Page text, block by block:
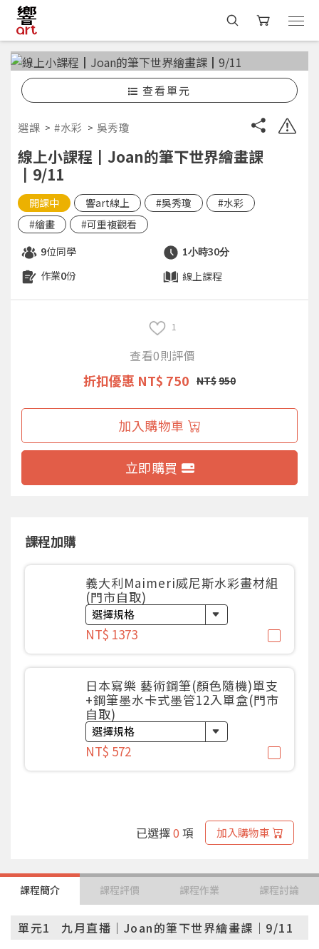
查看單元
選課 #水彩 吳秀瓊
線上小課程┃Joan的筆下世界繪畫課
┃9/11
開課中 響art線上 #吳秀瓊
#水彩
#繪畫
#可重複觀看
9位同學 1小時30分
作業0份 線上課程
1
查看0則評價
折扣優惠 NT$ 750 NT$950
加入購物車
立即購買
課程加購
義大利Maimeri威尼斯水彩畫材組
(門市自取)
NT$ 1373
日本寫樂 藝術鋼筆(顏色隨機)單支
+鋼筆墨水卡式墨管12入單盒(門市
自取)
NT$ 572
已選擇0 項 加入購物車
課程簡介 課程評價 課程作業 課程討論
單元1 九月直播｜Joan的筆下世界繪畫課｜9/11